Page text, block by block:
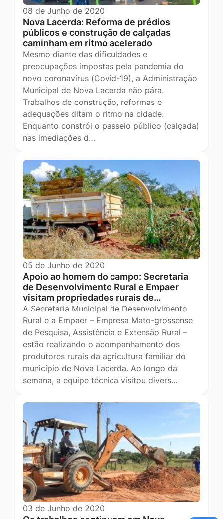
08 de Junho de 2020
Nova Lacerda: Reforma de prédios
públicos e construção de calçadas
caminham em ritmo acelerado
Mesmo diante das dificuldades e
preocupações impostas pela pandemia do
novo coronavírus (Covid-19), a Administração
Municipal de Nova Lacerda não pára.
Trabalhos de construção, reformas e
adequações ditam o ritmo na cidade.
Enquanto constrói o passeio público (calçada)
nas imediações d…
05 de Junho de 2020
Apoio ao homem do campo: Secretaria
de Desenvolvimento Rural e Empaer
visitam propriedades rurais de…
A Secretaria Municipal de Desenvolvimento
Rural e a Empaer – Empresa Mato-grossense
de Pesquisa, Assistência e Extensão Rural –
estão realizando o acompanhamento dos
produtores rurais da agricultura familiar do
município de Nova Lacerda. Ao longo da
semana, a equipe técnica visitou divers…
03 de Junho de 2020